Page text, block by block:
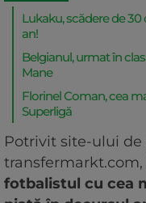
Lukaku, scădere de
an!
Belgianul, urmat în
Mane
Florinel Coman, cea
Superligă
Potrivit site-ului
transfermarkt.com,
fotbalistul cu cea